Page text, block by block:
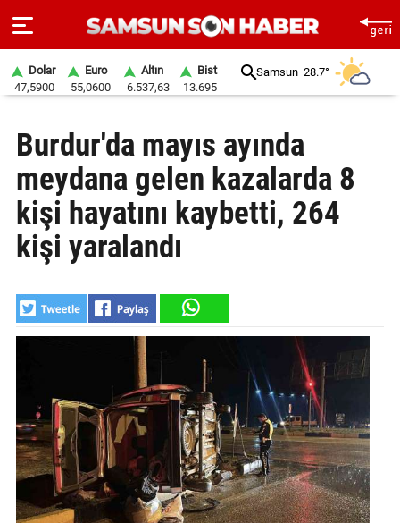
SAYFA
SAMSUN
HABER
SAMSUNSPOR
SİYASET
DÜNYA
MAGAZİN
GALERİ
VİDEO
Dolar
47,5900
Euro
55,0600
Altın
6.537,63
Bist
13.695
Samsun 28.7°
Burdur'da mayıs ayında
meydana gelen kazalarda 8
kişi hayatını kaybetti, 264
kişi yaralandı